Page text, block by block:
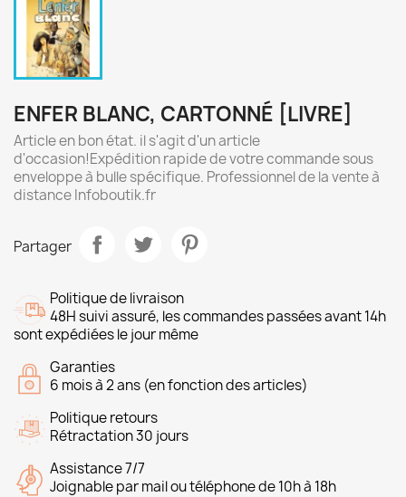
ENFER BLANC, CARTONNÉ [LIVRE]
Article en bon état. il s'agit d'un article
d'occasion!Expédition rapide de votre commande sous
enveloppe à bulle spécifique. Professionnel de la vente à
distance Infoboutik.fr
Partager
Politique de livraison
48H suivi assuré, les commandes passées avant 14h
sont expédiées le jour même
Garanties
6 mois à 2 ans (en fonction des articles)
Politique retours
Rétractation 30 jours
Assistance 7/7
Joignable par mail ou téléphone de 10h à 18h